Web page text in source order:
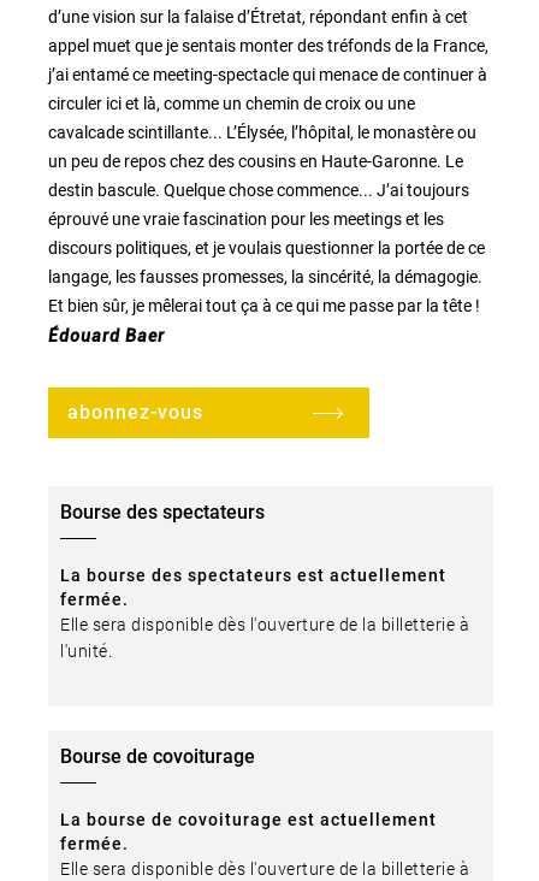
d’une vision sur la falaise d’Étretat, répondant enfin à cet
appel muet que je sentais monter des tréfonds de la France,
j’ai entamé ce meeting-spectacle qui menace de continuer à
circuler ici et là, comme un chemin de croix ou une
cavalcade scintillante... L’Élysée, l’hôpital, le monastère ou
un peu de repos chez des cousins en Haute-Garonne. Le
destin bascule. Quelque chose commence... J’ai toujours
éprouvé une vraie fascination pour les meetings et les
discours politiques, et je voulais questionner la portée de ce
langage, les fausses promesses, la sincérité, la démagogie.
Et bien sûr, je mêlerai tout ça à ce qui me passe par la tête !
Édouard Baer
abonnez-vous
Bourse des spectateurs
La bourse des spectateurs est actuellement
fermée.
Elle sera disponible dès l'ouverture de la billetterie à
l'unité.
Bourse de covoiturage
La bourse de covoiturage est actuellement
fermée.
Elle sera disponible dès l'ouverture de la billetterie à